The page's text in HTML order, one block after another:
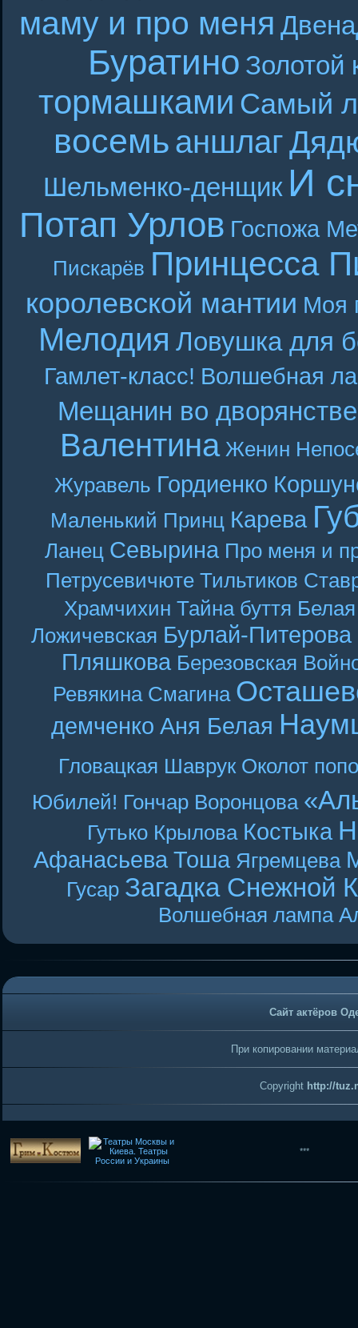
маму и про меня
Буратино Золотой
тормашками Самый
восемьаншлаг
Шельменко-денщик И
Потап Урлов Госпожа
Пискарёв Принцесса
королевской мантии Моя
Мелодия Ловушка для
Гамлет-класс! Волшебная
Мещанин во дворянстве
Валентина Женин
Журавель Гордиенко
Маленький Принц Карева
Ланец Севырина Про меня и
Петрусевичюте Тильтиков
Храмчихин Тайна буття
Ложичевская Бурлай-Питерова
Пляшкова Березовская
Ревякина Смагина
демченко Аня Белая
Гловацкая Шаврук Околот
Юбилей! Гончар Воронцова
Гутько Крылова Костыка
Афанасьева Тоша Ягремцева
Гусар Загадка Снежной
Волшебная лампа
Сайт актёров
При копировании
Copyright http://
***